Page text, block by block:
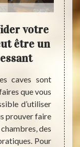
votre
être un
caves sont
que vous
d’utiliser
prouver faire
des
Pour
vous